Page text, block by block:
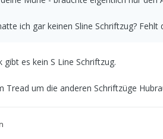
ich gar keinen Sline Schriftzug? Fehlt
gibt es kein S Line Schriftzug.
Tread um die anderen Schriftzüge